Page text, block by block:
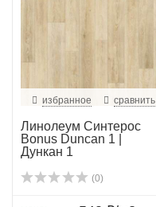
избранное сравнить
Линолеум Синтерос
Bonus Duncan 1 |
Дункан 1
(0)